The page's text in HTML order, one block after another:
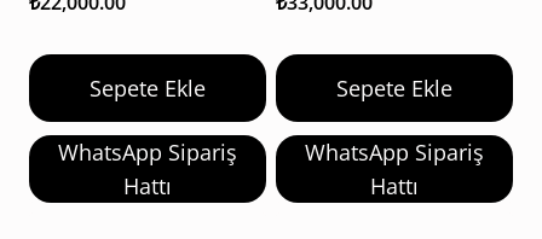
Sepete Ekle
WhatsApp Sipariş
Hattı
Sepete Ekle
WhatsApp Sipariş
Hattı